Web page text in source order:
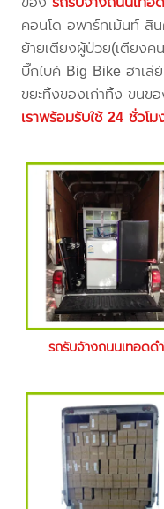
คอนโด อพาร์ทเม้นท์ สิ
ย้ายเตียงผู้ป่วย(เตียงค
บิ๊กไบค์ Big Bike ฮาเ
ขยะทิ้งของเก่าทิ้ง ขนขอ
เราพร้อมรับใช้ 24 ชั่วโ
รถรับจ้างถนนเทอดด